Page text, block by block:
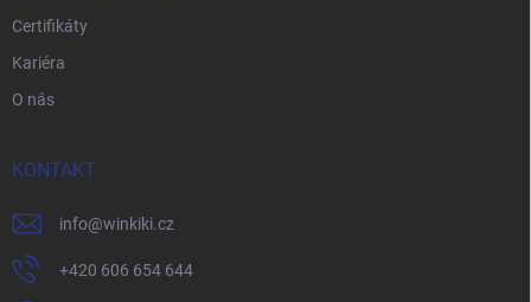
Certifikáty
Kariéra
O nás
KONTAKT
info@winkiki.cz
+420 606 654 644